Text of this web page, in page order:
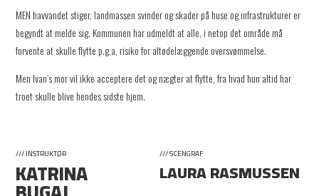
MEN havvandet stiger, landmassen svinder og skader på huse og infrastrukturer er
begyndt at melde sig. Kommunen har udmeldt at alle, i netop det område må
forvente at skulle flytte p.g,a, risiko for altødelæggende oversvømmelse.
Men Ivan’s mor vil ikke acceptere det og nægter at flytte, fra hvad hun altid har
troet skulle blive hendes sidste hjem.
/// INSTRUKTØR
KATRINA
/// SCENGRAF
LAURA RASMUSSEN